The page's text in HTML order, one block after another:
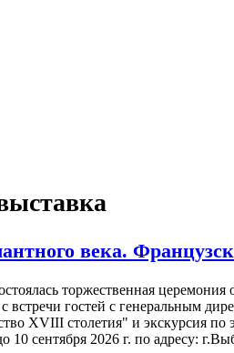
века.
торжественная
встречи гостей с генеральным
XVIII столетия" и экскурсия по
10 сентября 2026 г. по адресу: